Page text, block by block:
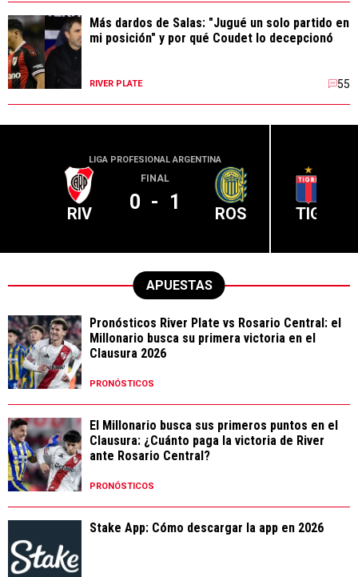
Más dardos de Salas: "Jugué un solo partido en
mi posición" y por qué Coudet lo decepcionó
RIVER PLATE 55
LIGA PROFESIONAL ARGENTINA
RIV
FINAL
0 - 1 ROS TIG
APUESTAS
Pronósticos River Plate vs Rosario Central: el
Millonario busca su primera victoria en el
Clausura 2026
PRONÓSTICOS
El Millonario busca sus primeros puntos en el
Clausura: ¿Cuánto paga la victoria de River
ante Rosario Central?
PRONÓSTICOS
Stake App: Cómo descargar la app en 2026